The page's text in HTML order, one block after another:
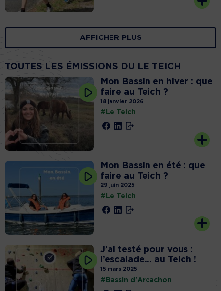
AFFICHER PLUS
TOUTES LES ÉMISSIONS DU LE TEICH
Mon Bassin en hiver : que
faire au Teich ?
18 janvier 2026
#Le Teich
Mon Bassin en été : que
faire au Teich ?
29 juin 2025
#Le Teich
J’ai testé pour vous :
l’escalade… au Teich !
15 mars 2025
#Bassin d'Arcachon